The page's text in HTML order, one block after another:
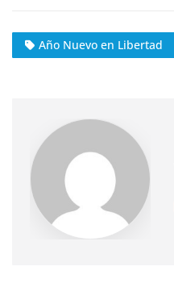
c
e
o
at
s
p
e
gr
Año Nuevo en Libertad